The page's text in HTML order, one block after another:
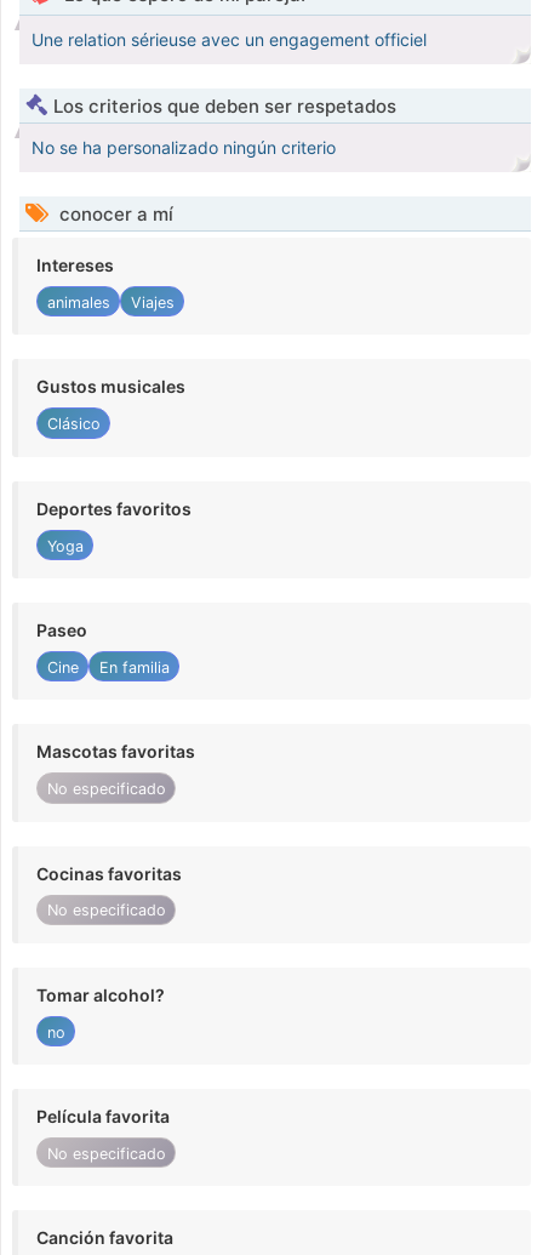
Une relation sérieuse avec un engagement officiel
Los criterios que deben ser respetados
No se ha personalizado ningún criterio
conocer a mí
Intereses
animales Viajes
Gustos musicales
Clásico
Deportes favoritos
Yoga
Paseo
Cine En familia
Mascotas favoritas
No especificado
Cocinas favoritas
No especificado
Tomar alcohol?
no
Película favorita
No especificado
Canción favorita